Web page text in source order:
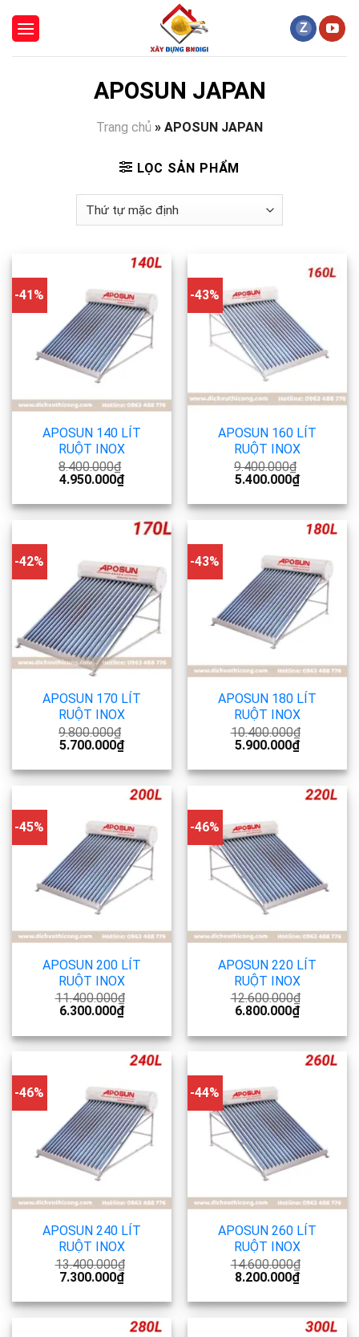
APOSUN JAPAN
Trang chủ » APOSUN JAPAN
LỌC SẢN PHẨM
-41%
APOSUN 140 LÍT
RUỘT INOX
8.400.000₫
4.950.000₫
-43%
APOSUN 160 LÍT
RUỘT INOX
9.400.000₫
5.400.000₫
-42%
APOSUN 170 LÍT
RUỘT INOX
9.800.000₫
5.700.000₫
-43%
APOSUN 180 LÍT
RUỘT INOX
10.400.000₫
5.900.000₫
-45%
APOSUN 200 LÍT
RUỘT INOX
11.400.000₫
6.300.000₫
-46%
APOSUN 220 LÍT
RUỘT INOX
12.600.000₫
6.800.000₫
-46%
APOSUN 240 LÍT
RUỘT INOX
13.400.000₫
7.300.000₫
-44%
APOSUN 260 LÍT
RUỘT INOX
14.600.000₫
8.200.000₫